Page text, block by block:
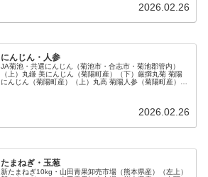
2026.02.26
にんじん・人参
JA菊池・共選にんじん（菊池市・合志市・菊池郡管内）
（上）丸鎌 美にんじん（菊陽町産）（下）厳撰丸菊 菊陽
にんじん（菊陽町産）（上）丸高 菊陽人参（菊陽町産）
2026.02.26
たまねぎ・玉葱
新たまねぎ10kg・山田青果卸売市場（熊本県産）（左上）